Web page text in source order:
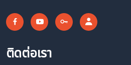
ติดต่อเรา